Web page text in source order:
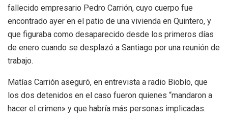
fallecido empresario Pedro Carrión, cuyo cuerpo fue
encontrado ayer en el patio de una vivienda en Quintero, y
que figuraba como desaparecido desde los primeros días
de enero cuando se desplazó a Santiago por una reunión de
trabajo.
Matías Carrión aseguró, en entrevista a radio Biobío, que
los dos detenidos en el caso fueron quienes “mandaron a
hacer el crimen» y que habría más personas implicadas.